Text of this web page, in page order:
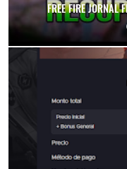
FREE FIRE JORNAL